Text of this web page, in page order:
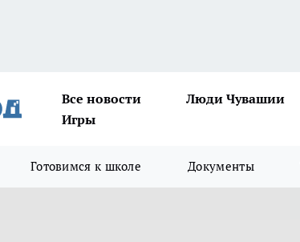
Все новости Люди Чувашии
Игры
Готовимся к школе Документы